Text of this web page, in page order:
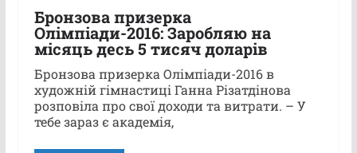
Бронзова призерка
Олімпіади-2016: Заробляю на
місяць десь 5 тисяч доларів
Бронзова призерка Олімпіади-2016 в
художній гімнастиці Ганна Різатдінова
розповіла про свої доходи та витрати. – У
тебе зараз є академія,